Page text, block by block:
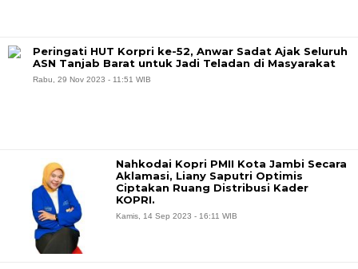
Peringati HUT Korpri ke-52, Anwar Sadat Ajak Seluruh
ASN Tanjab Barat untuk Jadi Teladan di Masyarakat
Rabu, 29 Nov 2023 - 11:51 WIB
Nahkodai Kopri PMII Kota Jambi Secara
Aklamasi, Liany Saputri Optimis
Ciptakan Ruang Distribusi Kader
KOPRI.
Kamis, 14 Sep 2023 - 16:11 WIB